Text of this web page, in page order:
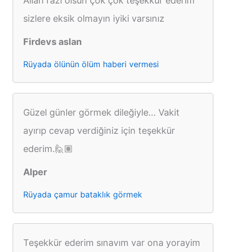
sizlere eksik olmayın iyiki varsınız
Firdevs aslan
Rüyada ölünün ölüm haberi vermesi
Güzel günler görmek dileğiyle... Vakit
ayırıp cevap verdiğiniz için teşekkür
ederim.🙋🏽
Alper
Rüyada çamur bataklık görmek
Teşekkür ederim sınavım var ona yorayim